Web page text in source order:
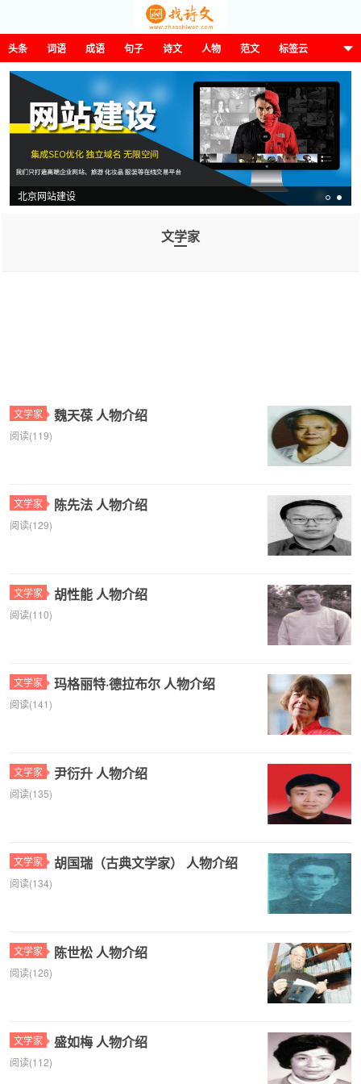
这诗那文找诗文
头条 词语 成语 句子 诗文 人物 范文 标签云
北京网站建设
文学家
文学家 魏天葆 人物介绍
阅读(119)
文学家 陈先法 人物介绍
阅读(129)
文学家 胡性能 人物介绍
阅读(110)
文学家 玛格丽特·德拉布尔 人物介绍
阅读(141)
文学家 尹衍升 人物介绍
阅读(135)
文学家 胡国瑞（古典文学家） 人物介绍
阅读(134)
文学家 陈世松 人物介绍
阅读(126)
文学家 盛如梅 人物介绍
阅读(112)